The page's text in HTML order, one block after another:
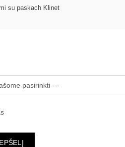
su paskach Klinet